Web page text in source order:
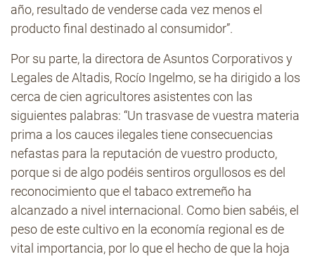
año, resultado de venderse cada vez menos el
producto final destinado al consumidor”.
Por su parte, la directora de Asuntos Corporativos y
Legales de Altadis, Rocío Ingelmo, se ha dirigido a los
cerca de cien agricultores asistentes con las
siguientes palabras: “Un trasvase de vuestra materia
prima a los cauces ilegales tiene consecuencias
nefastas para la reputación de vuestro producto,
porque si de algo podéis sentiros orgullosos es del
reconocimiento que el tabaco extremeño ha
alcanzado a nivel internacional. Como bien sabéis, el
peso de este cultivo en la economía regional es de
vital importancia, por lo que el hecho de que la hoja